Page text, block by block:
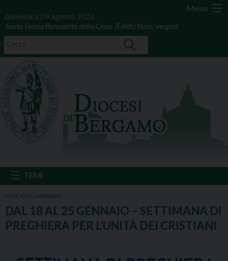
Menu
domenica 09 agosto 2026
Santa Teresa Benedetta della Croce (Edith) Stein, vergine
UFFICIO ECUMENISMO
DAL 18 AL 25 GENNAIO – SETTIMANA DI
PREGHIERA PER L’UNITÀ DEI CRISTIANI